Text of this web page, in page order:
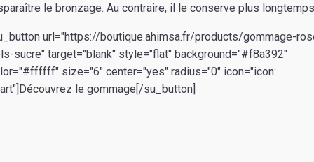
le bronzage. Au contraire, il le conserve plus
url="https://boutique.ahimsa.fr/products/gommage-
sucre" target="blank" style="flat" background="#f8a392"
size="6" center="yes" radius="0" icon="icon:
le gommage[/su_button]